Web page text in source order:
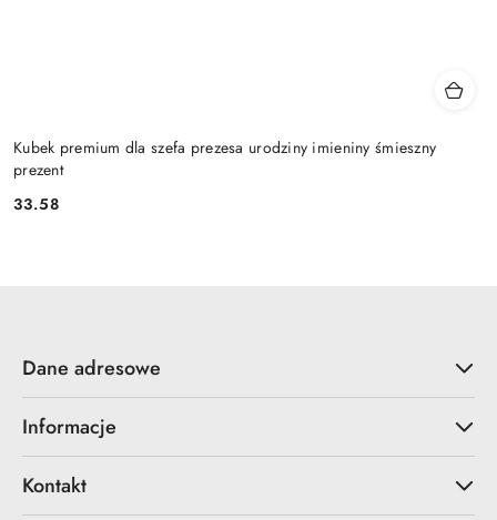
Kubek premium dla szefa prezesa urodziny imieniny śmieszny
prezent
Cena:
33.58
Dane adresowe
Informacje
Kontakt